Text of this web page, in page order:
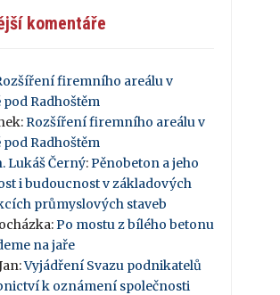
komentáře
firemního areálu v
pod Radhoštěm
: Rozšíření firemního areálu v
pod Radhoštěm
Lukáš Černý: Pěnobeton a jeho
i budoucnost v základových
průmyslových staveb
: Po mostu z bílého betonu
na jaře
:Vyjádření Svazu podnikatelů
k oznámení společnosti